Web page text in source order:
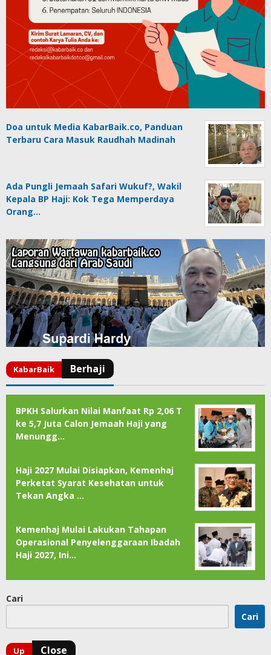
Doa untuk Media KabarBaik.co, Panduan
Terbaru Cara Masuk Raudhah Madinah
Ada Pungli Jemaah Safari Wukuf?, Wakil
Kepala BP Haji: Kok Tega Memperdaya
Orang…
BPKH Salurkan Nilai Manfaat Rp 2,06 T
ke 5,7 Juta Calon Jemaah Haji yang
Menungg…
Haji 2027 Mulai Disiapkan, Kemenhaj
Perketat Syarat Kesehatan untuk
Tekan Angka …
Kemenhaj Mulai Lakukan Tahapan
Operasional Penyelenggaraan Ibadah
Haji 2027, Ini…
Cari
Cari